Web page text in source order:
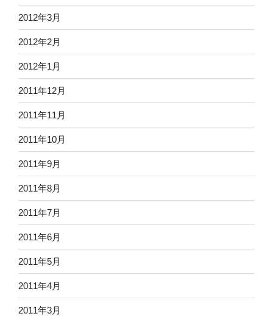
2012年3月
2012年2月
2012年1月
2011年12月
2011年11月
2011年10月
2011年9月
2011年8月
2011年7月
2011年6月
2011年5月
2011年4月
2011年3月